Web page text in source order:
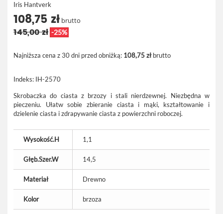
Iris Hantverk
108,75 zł brutto
145,00 zł -25%
Najniższa cena z 30 dni przed obniżką: 108,75 złbrutto
Indeks: IH-2570
Skrobaczka do ciasta z brzozy i stali nierdzewnej. Niezbędna w
pieczeniu. Ułatw sobie zbieranie ciasta i mąki, kształtowanie i
dzielenie ciasta i zdrapywanie ciasta z powierzchni roboczej.
Wysokość.H 1,1
Głęb.Szer.W 14,5
Materiał Drewno
Kolor brzoza